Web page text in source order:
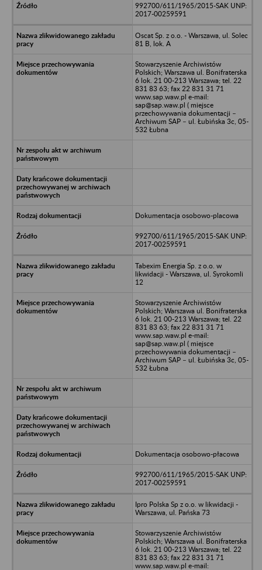
992700/611/1965/2015-SAK UNP:
2017-00259591
Oscat Sp. z o.o. - Warszawa, ul. Solec
81 B, lok. A
Stowarzyszenie Archiwistów
Polskich; Warszawa ul. Bonifraterska
6 lok. 21 00-213 Warszawa; tel. 22
831 83 63; fax 22 831 31 71
www.sap.waw.pl e-mail:
sap@sap.waw.pl ( miejsce
przechowywania dokumentacji –
Archiwum SAP – ul. Łubińska 3c, 05-
532 Łubna
Dokumentacja osobowo-placowa
992700/611/1965/2015-SAK UNP:
2017-00259591
Tabexim Energia Sp. z o.o. w
likwidacji - Warszawa, ul. Syrokomli
12
Stowarzyszenie Archiwistów
Polskich; Warszawa ul. Bonifraterska
6 lok. 21 00-213 Warszawa; tel. 22
831 83 63; fax 22 831 31 71
www.sap.waw.pl e-mail:
sap@sap.waw.pl ( miejsce
przechowywania dokumentacji –
Archiwum SAP – ul. Łubińska 3c, 05-
532 Łubna
Dokumentacja osobowo-płacowa
992700/611/1965/2015-SAK UNP:
2017-00259591
Ipro Polska Sp z o.o. w likwidacji -
Warszawa, ul. Pańska 73
Stowarzyszenie Archiwistów
Polskich; Warszawa ul. Bonifraterska
6 lok. 21 00-213 Warszawa; tel. 22
831 83 63; fax 22 831 31 71
www.sap.waw.pl e-mail: